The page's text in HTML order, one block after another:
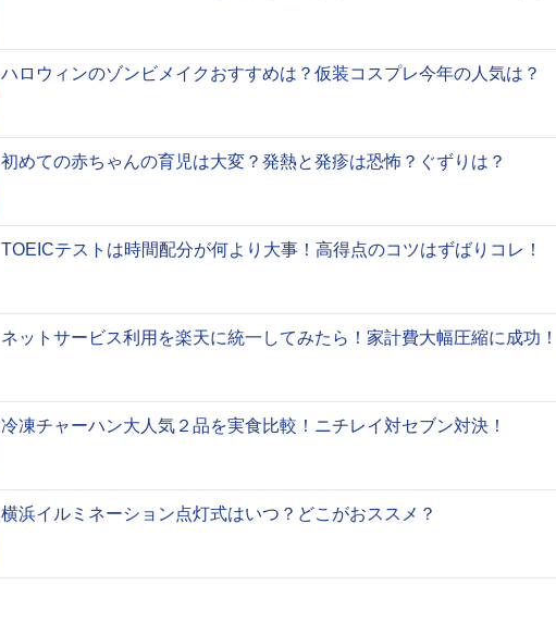
ハロウィンのゾンビメイクおすすめは？仮装コスプレ今年の人気は？
初めての赤ちゃんの育児は大変？発熱と発疹は恐怖？ぐずりは？
TOEICテストは時間配分が何より大事！高得点のコツはずばりコレ！
ネットサービス利用を楽天に統一してみたら！家計費大幅圧縮に成功！
冷凍チャーハン大人気２品を実食比較！ニチレイ対セブン対決！
横浜イルミネーション点灯式はいつ？どこがおススメ？